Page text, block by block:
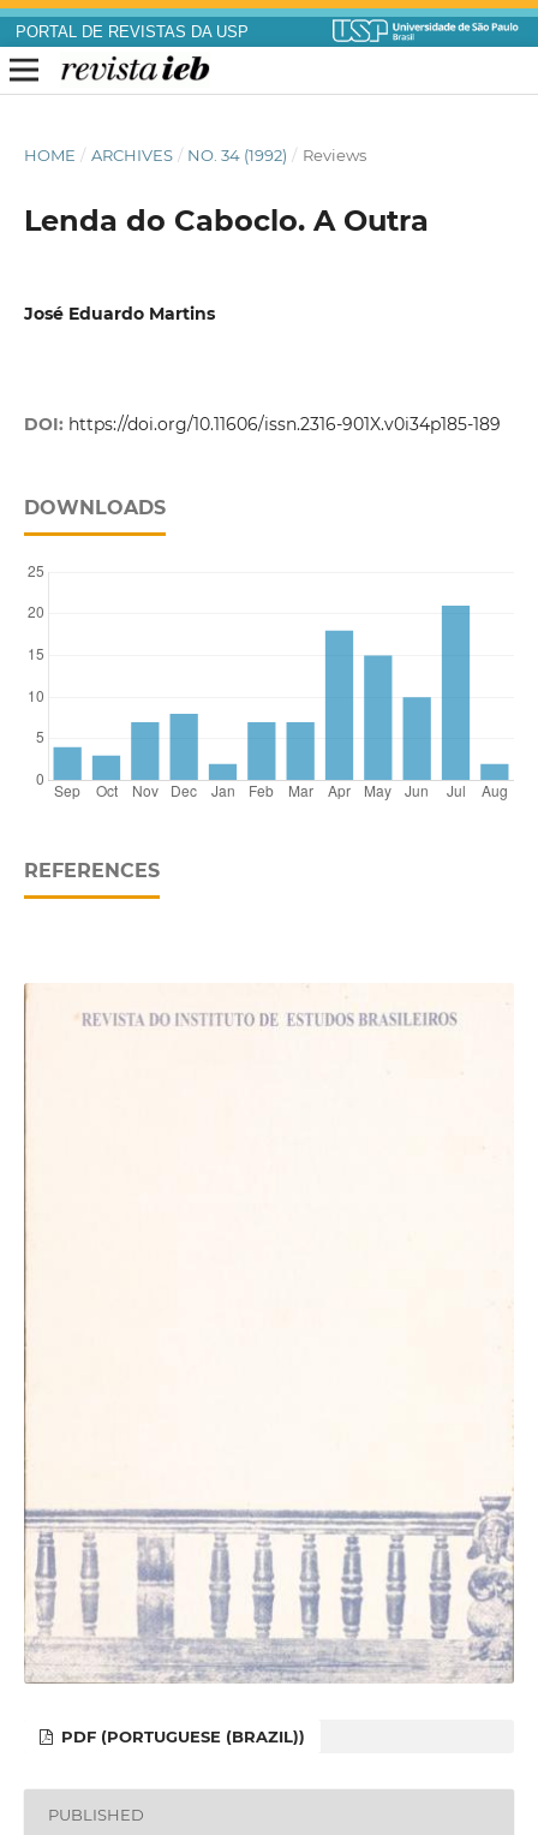
PORTAL DE REVISTAS DA USP
HOME / ARCHIVES / NO. 34 (1992) / Reviews
Lenda do Caboclo. A Outra
José Eduardo Martins
DOI: https://doi.org/10.11606/issn.2316-901X.v0i34p185-189
DOWNLOADS
REFERENCES
PDF (PORTUGUESE (BRAZIL))
PUBLISHED